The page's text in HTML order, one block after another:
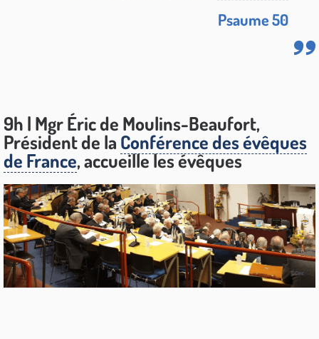
Psaume 50
9h | Mgr Éric de Moulins-Beaufort,
Président de la Conférence des évêques
de France, accueille les évêques